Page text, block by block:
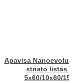
Apavisa
striato listas
5x60/10x60/